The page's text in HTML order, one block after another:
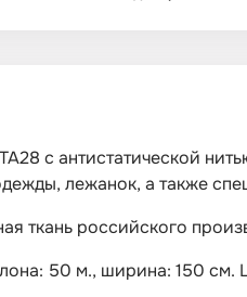
с антистатической
лежанок, а также
ткань российского
50 м., ширина: 150 см.